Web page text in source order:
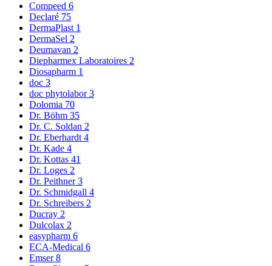
Compeed 6
Declaré 75
DermaPlast 1
DermaSel 2
Deumavan 2
Diepharmex Laboratoires 2
Diosapharm 1
doc 3
doc phytolabor3
Dolomia 70
Dr. Böhm 35
Dr. C. Soldan 2
Dr. Eberhardt 4
Dr. Kade 4
Dr. Kottas 41
Dr. Loges 2
Dr. Peithner3
Dr. Schmidgall 4
Dr. Schreibers 2
Ducray 2
Dulcolax 2
easypharm 6
ECA-Medical 6
Emser8